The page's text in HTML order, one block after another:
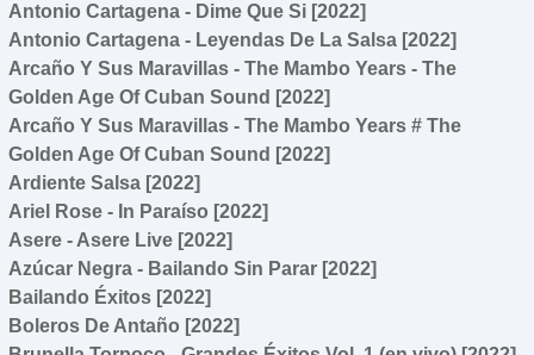
Antonio Cartagena - Dime Que Si [2022]
Antonio Cartagena - Leyendas De La Salsa [2022]
Arcaño Y Sus Maravillas - The Mambo Years - The
Golden Age Of Cuban Sound [2022]
Arcaño Y Sus Maravillas - The Mambo Years # The
Golden Age Of Cuban Sound [2022]
Ardiente Salsa [2022]
Ariel Rose - In Paraíso [2022]
Asere - Asere Live [2022]
Azúcar Negra - Bailando Sin Parar [2022]
Bailando Éxitos [2022]
Boleros De Antaño [2022]